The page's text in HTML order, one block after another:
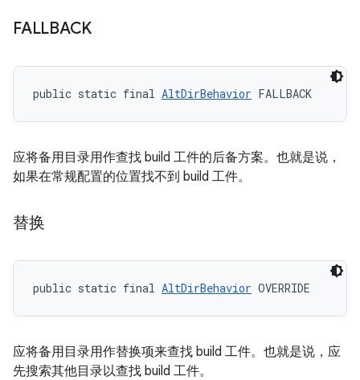
FALLBACK
public static final AltDirBehavior FALLBACK
应将备用目录用作查找 build 工件的后备方案。也就是说，
如果在常规配置的位置找不到 build 工件。
替换
public static final AltDirBehavior OVERRIDE
应将备用目录用作替换项来查找 build 工件。也就是说，应
先搜索其他目录以查找 build 工件。